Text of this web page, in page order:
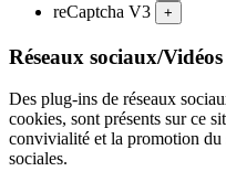
reCaptcha V3 +
Réseaux sociaux/Vidéos
Des plug-ins de réseaux
cookies, sont présents sur ce
convivialité et la promotion du
sociales.